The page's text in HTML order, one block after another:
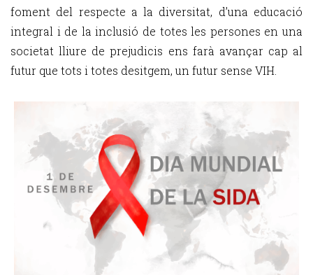
foment del respecte a la diversitat, d’una educació
integral i de la inclusió de totes les persones en una
societat lliure de prejudicis ens farà avançar cap al
futur que tots i totes desitgem, un futur sense VIH.